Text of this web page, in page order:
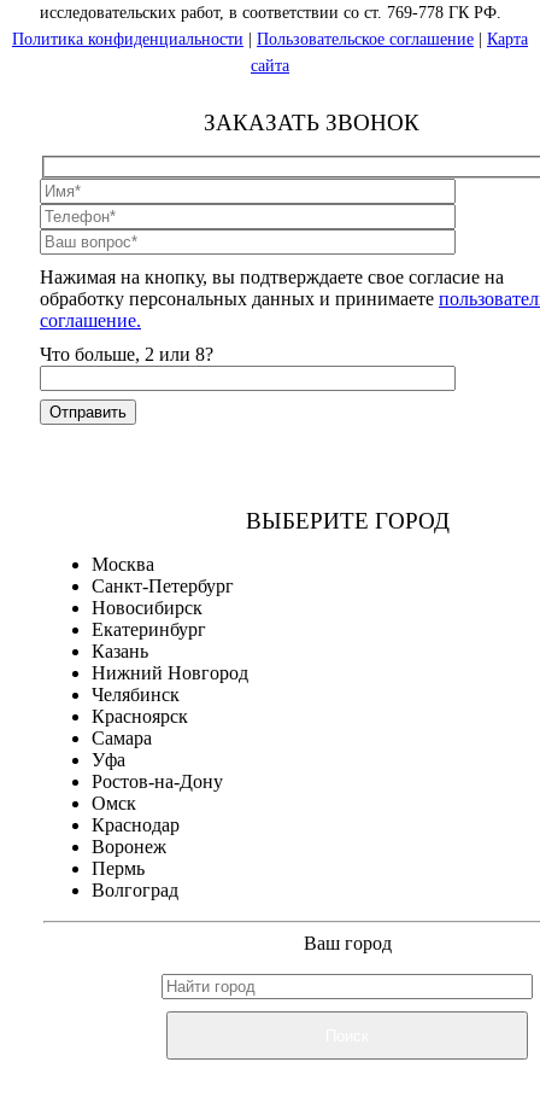
исследовательских работ, в соответствии со ст. 769-778 ГК РФ.
Политика конфиденциальности | Пользовательское соглашение | Карта
сайта
ЗАКАЗАТЬ ЗВОНОК
Нажимая на кнопку, вы подтверждаете свое согласие на
обработку персональных данных и принимаете
соглашение.
Что больше, 2 или 8?
ВЫБЕРИТЕ ГОРОД
Москва
Санкт-Петербург
Новосибирск
Екатеринбург
Казань
Нижний Новгород
Челябинск
Красноярск
Самара
Уфа
Ростов-на-Дону
Омск
Краснодар
Воронеж
Пермь
Волгоград
Ваш город